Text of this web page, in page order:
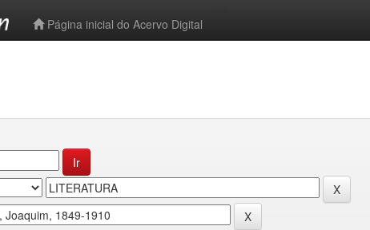
Página inicial do Acervo Digital